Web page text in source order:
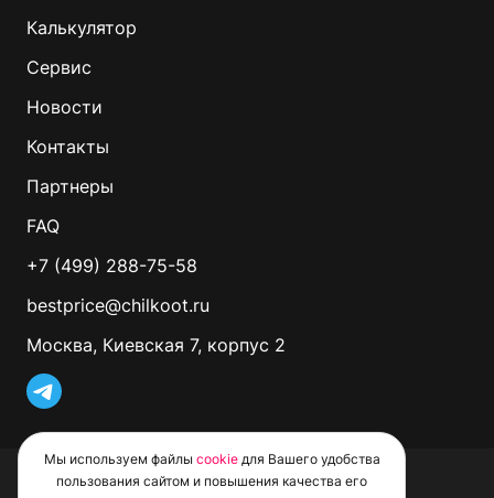
Калькулятор
Сервис
Новости
Контакты
Партнеры
FAQ
+7 (499) 288-75-58
bestprice@chilkoot.ru
Москва, Киевская 7, корпус 2
© 2026 CHILKOOT. Все права защищены
Мы используем файлы cookieдля Вашего удобства
пользования сайтом и повышения качества его